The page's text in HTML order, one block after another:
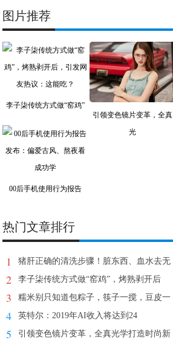
图片推荐
李子柒传统方式做“窑鸡”
引领变色镜片变革，全真
光
00后手机使用行为报告
热门文章排行
1 猪肝正确的清洗步骤！脏东西、血水去无
2 李子柒传统方式做“窑鸡”，烤熟剥开后
3 糯米别只知道包粽子，筷子一搅，豆皮一
4 英特尔：2019年AI收入将达到24
5 引领变色镜片变革，全真光学打造时尚新